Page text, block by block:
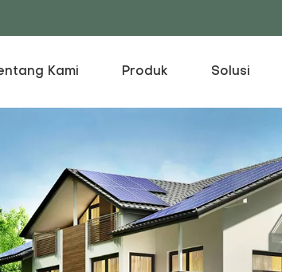
Kami Produk Solusi